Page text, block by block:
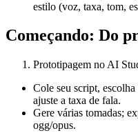
estilo (voz, taxa, tom,
Começando: Do
Prototipagem no AI
Cole seu script,
ajuste a taxa de fala.
Gere várias tomadas;
ogg/opus.